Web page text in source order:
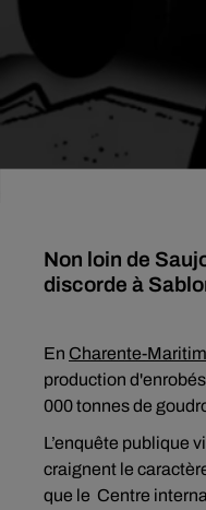
Non loin de
discorde à
En Charente-
production
000 tonnes de
L’enquête publique
craignent le
que le Centre